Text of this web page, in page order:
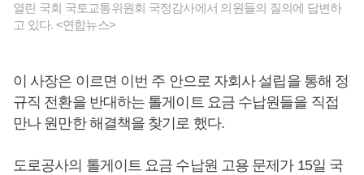
열린 국회 국토교통위원회 국정감사에서 의원들의 질의에 답변하
고 있다. <연합뉴스>
이 사장은 이르면 이번 주 안으로 자회사 설립을 통해 정
규직 전환을 반대하는 톨게이트 요금 수납원들을 직접
만나 원만한 해결책을 찾기로 했다.
도로공사의 톨게이트 요금 수납원 고용 문제가 15일 국